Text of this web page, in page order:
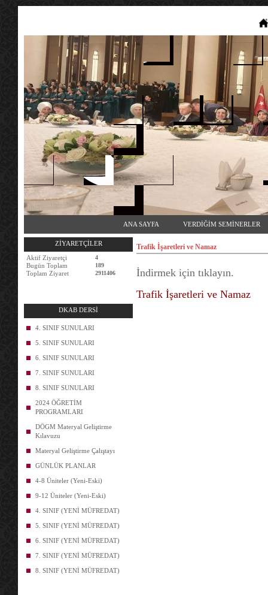
ANA SAYFA VERDİĞİM SEMİNERLER
ZİYARETÇİLER
Aktif Ziyaretçi
4
Bugün Toplam 189
Toplam Ziyaret 2911406
DKAB DERSİ
4. SINIF SUNULARI
5. SINIF SUNULARI
6. SINIF SUNULARI
7. SINIF SUNULARI
8. SINIF SUNULARI
2024 ÖĞRETİM
PROGRAMLARI
DÖGM Materyal Geliştirme
Kılavuzu
Materyal Geliştirme Çalıştayı
GÜNLÜK PLANLAR
4-8 Üniteler (Yeni-Eski)
9-12 Üniteler (Yeni-Eski)
4. SINIF (YENİ MÜFREDAT)
5. SINIF (YENİ MÜFREDAT)
6. SINIF (YENİ MÜFREDAT)
7. SINIF (YENİ MÜFREDAT)
8. SINIF (YENİ MÜFREDAT)
Trafik İşaretleri ve Namaz
İndirmek için tıklayın.
Trafik İşaretleri ve Namaz